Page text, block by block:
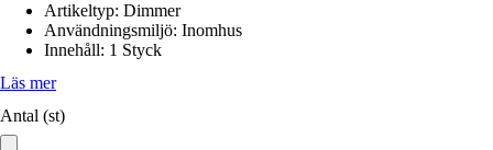
Artikeltyp: Dimmer
Användningsmiljö: Inomhus
Innehåll: 1 Styck
Läs mer
Antal (st)